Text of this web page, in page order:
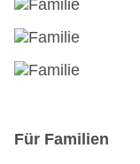
Für Familien